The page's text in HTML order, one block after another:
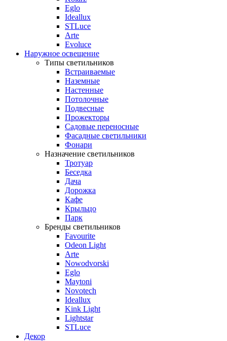
Eglo
Ideallux
STLuce
Arte
Evoluce
Наружное освещение
Типы светильников
Встраиваемые
Наземные
Настенные
Потолочные
Подвесные
Прожекторы
Садовые переносные
Фасадные светильники
Фонари
Назначение светильников
Тротуар
Беседка
Дача
Дорожка
Кафе
Крыльцо
Парк
Бренды светильников
Favourite
Odeon Light
Arte
Nowodvorski
Eglo
Maytoni
Novotech
Ideallux
Kink Light
Lightstar
STLuce
Декор